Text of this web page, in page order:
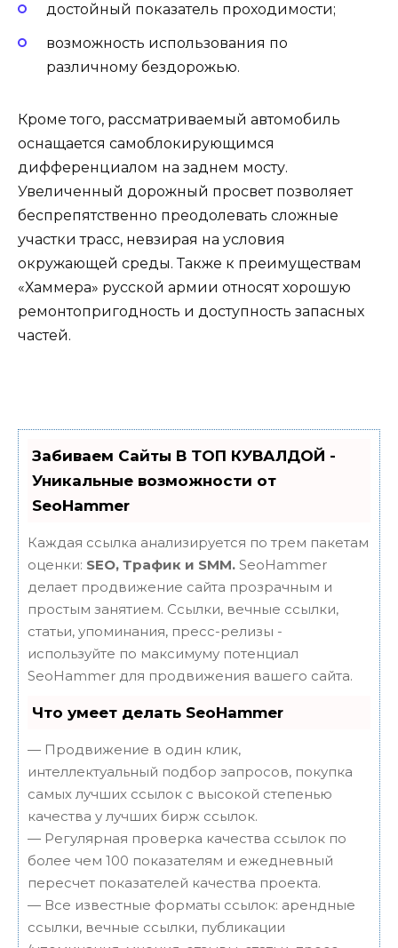
достойный показатель проходимости;
возможность использования по
различному бездорожью.
Кроме того, рассматриваемый автомобиль
оснащается самоблокирующимся
дифференциалом на заднем мосту.
Увеличенный дорожный просвет позволяет
беспрепятственно преодолевать сложные
участки трасс, невзирая на условия
окружающей среды. Также к преимуществам
«Хаммера» русской армии относят хорошую
ремонтопригодность и доступность запасных
частей.
Забиваем Сайты В ТОП КУВАЛДОЙ -
Уникальные возможности от
SeoHammer
Каждая ссылка анализируется по трем пакетам
оценки: SEO, Трафик и SMM. SeoHammer
делает продвижение сайта прозрачным и
простым занятием. Ссылки, вечные ссылки,
статьи, упоминания, пресс-релизы -
используйте по максимуму потенциал
SeoHammer для продвижения вашего сайта.
Что умеет делать SeoHammer
— Продвижение в один клик,
интеллектуальный подбор запросов, покупка
самых лучших ссылок с высокой степенью
качества у лучших бирж ссылок.
— Регулярная проверка качества ссылок по
более чем 100 показателям и ежедневный
пересчет показателей качества проекта.
— Все известные форматы ссылок: арендные
ссылки, вечные ссылки, публикации